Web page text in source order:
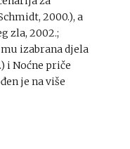
2000.), a
zla, 2002.;
izabrana djela
i Noćne priče
je na više